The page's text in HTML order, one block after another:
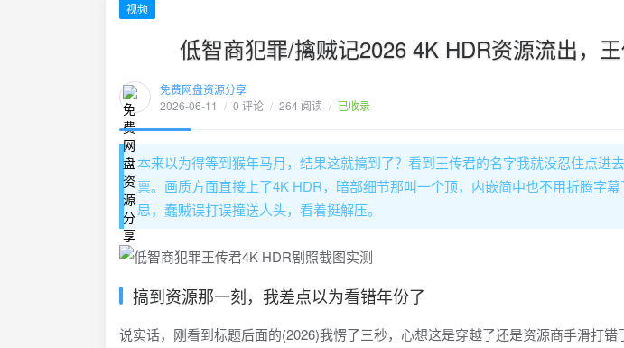
视频
低智商犯罪/擒贼记2026 4K HDR资源流出，
免费网盘资源分享
2026-06-11 / 0 评论 / 264 阅读 / 已收录
本来以为得等到猴年马月，结果这就搞到了？看到王传君的名字我就没忍住点进
禀。画质方面直接上了4K HDR，暗部细节那叫一个顶，内嵌简中也不用折腾字
思，蠢贼误打误撞送人头，看着挺解压。
搞到资源那一刻，我差点以为看错年份了
说实话，刚看到标题后面的(2026)我愣了三秒，心想这是穿越了还是资源商手滑打